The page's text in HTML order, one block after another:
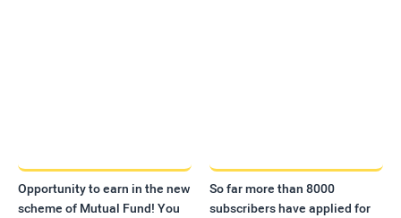
Opportunity to earn in the new
scheme of Mutual Fund! You
So far more than 8000
subscribers have applied for